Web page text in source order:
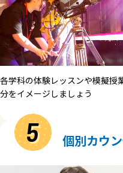
各学科の体験レッスンや模擬授
分をイメージしましょう
5 個別カウ